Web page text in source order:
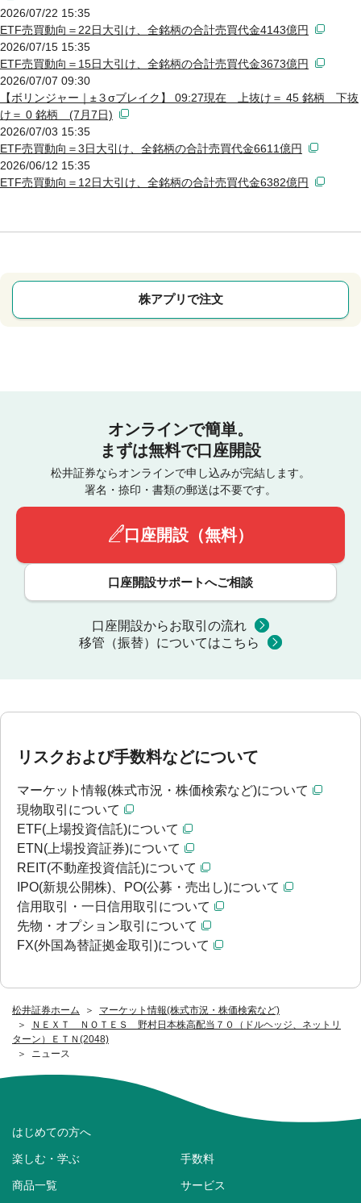
松井証券ホーム
マーケット情報(株式市況・株価検索など)
ＮＥＸＴ ＮＯＴＥＳ 野村日本株高配当７０（ドルヘッジ、ネットリ
ターン）ＥＴＮ(2048)
ニュース
2026/07/22 15:35
ETF売買動向＝22日大引け、全銘柄の合計売買代金4143億円
2026/07/15 15:35
ETF売買動向＝15日大引け、全銘柄の合計売買代金3673億円
2026/07/07 09:30
【ボリンジャー｜±３σブレイク】 09:27現在 上抜け＝ 45 銘柄 下抜
け＝ 0 銘柄 (7月7日)
2026/07/03 15:35
ETF売買動向＝3日大引け、全銘柄の合計売買代金6611億円
2026/06/12 15:35
ETF売買動向＝12日大引け、全銘柄の合計売買代金6382億円
株アプリで注文
オンラインで簡単。
まずは無料で口座開設
松井証券ならオンラインで申し込みが完結します。
署名・捺印・書類の郵送は不要です。
口座開設（無料）
口座開設サポートへご相談
口座開設からお取引の流れ
移管（振替）についてはこちら
リスクおよび手数料などについて
マーケット情報(株式市況・株価検索など)について
現物取引について
ETF(上場投資信託)について
ETN(上場投資証券)について
REIT(不動産投資信託)について
IPO(新規公開株)、PO(公募・売出し)について
信用取引・一日信用取引について
先物・オプション取引について
FX(外国為替証拠金取引)について
はじめての方へ
楽しむ・学ぶ 手数料
商品一覧 サービス